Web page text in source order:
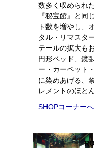
数多く収められ
『秘宝館』と同
ト数を増やし、
タル・リマスタ
テールの拡大も
円形ベッド、鏡
ー・カーペット
に染めあげる、
レメントのほと
SHOPコーナーへ